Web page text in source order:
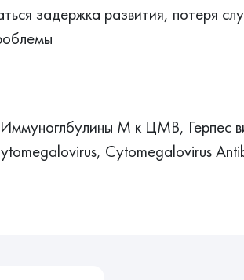
задержка развития, потеря
M к ЦМВ, Герпес
Cytomegalovirus